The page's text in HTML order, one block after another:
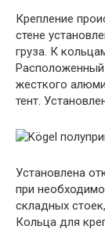
Крепление
стене
груза. К
Расположенный
жесткого
тент.
Установлена
при
складных
Кольца для